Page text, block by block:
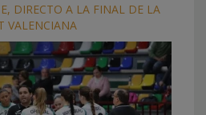
DIRECTO A LA FINAL DE LA
VALENCIANA